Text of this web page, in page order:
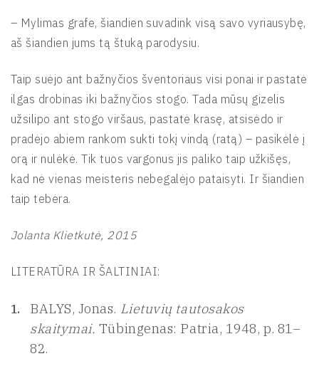
– Mylimas grafe, šiandien suvadink visą savo vyriausybę,
aš šiandien jums tą štuką parodysiu.
Taip suėjo ant bažnyčios šventoriaus visi ponai ir pastatė
ilgas drobinas iki bažnyčios stogo. Tada mūsų gizelis
užsilipo ant stogo viršaus, pastatė krasę, atsisėdo ir
pradėjo abiem rankom sukti tokį vindą (ratą) – pasikėlė į
orą ir nulėkė. Tik tuos vargonus jis paliko taip užkišęs,
kad nė vienas meisteris nebegalėjo pataisyti. Ir šiandien
taip tebėra.
Jolanta Klietkutė, 2015
LITERATŪRA IR ŠALTINIAI:
BALYS, Jonas. Lietuvių tautosakos
skaitymai. Tübingenas: Patria, 1948, p. 81–
82.